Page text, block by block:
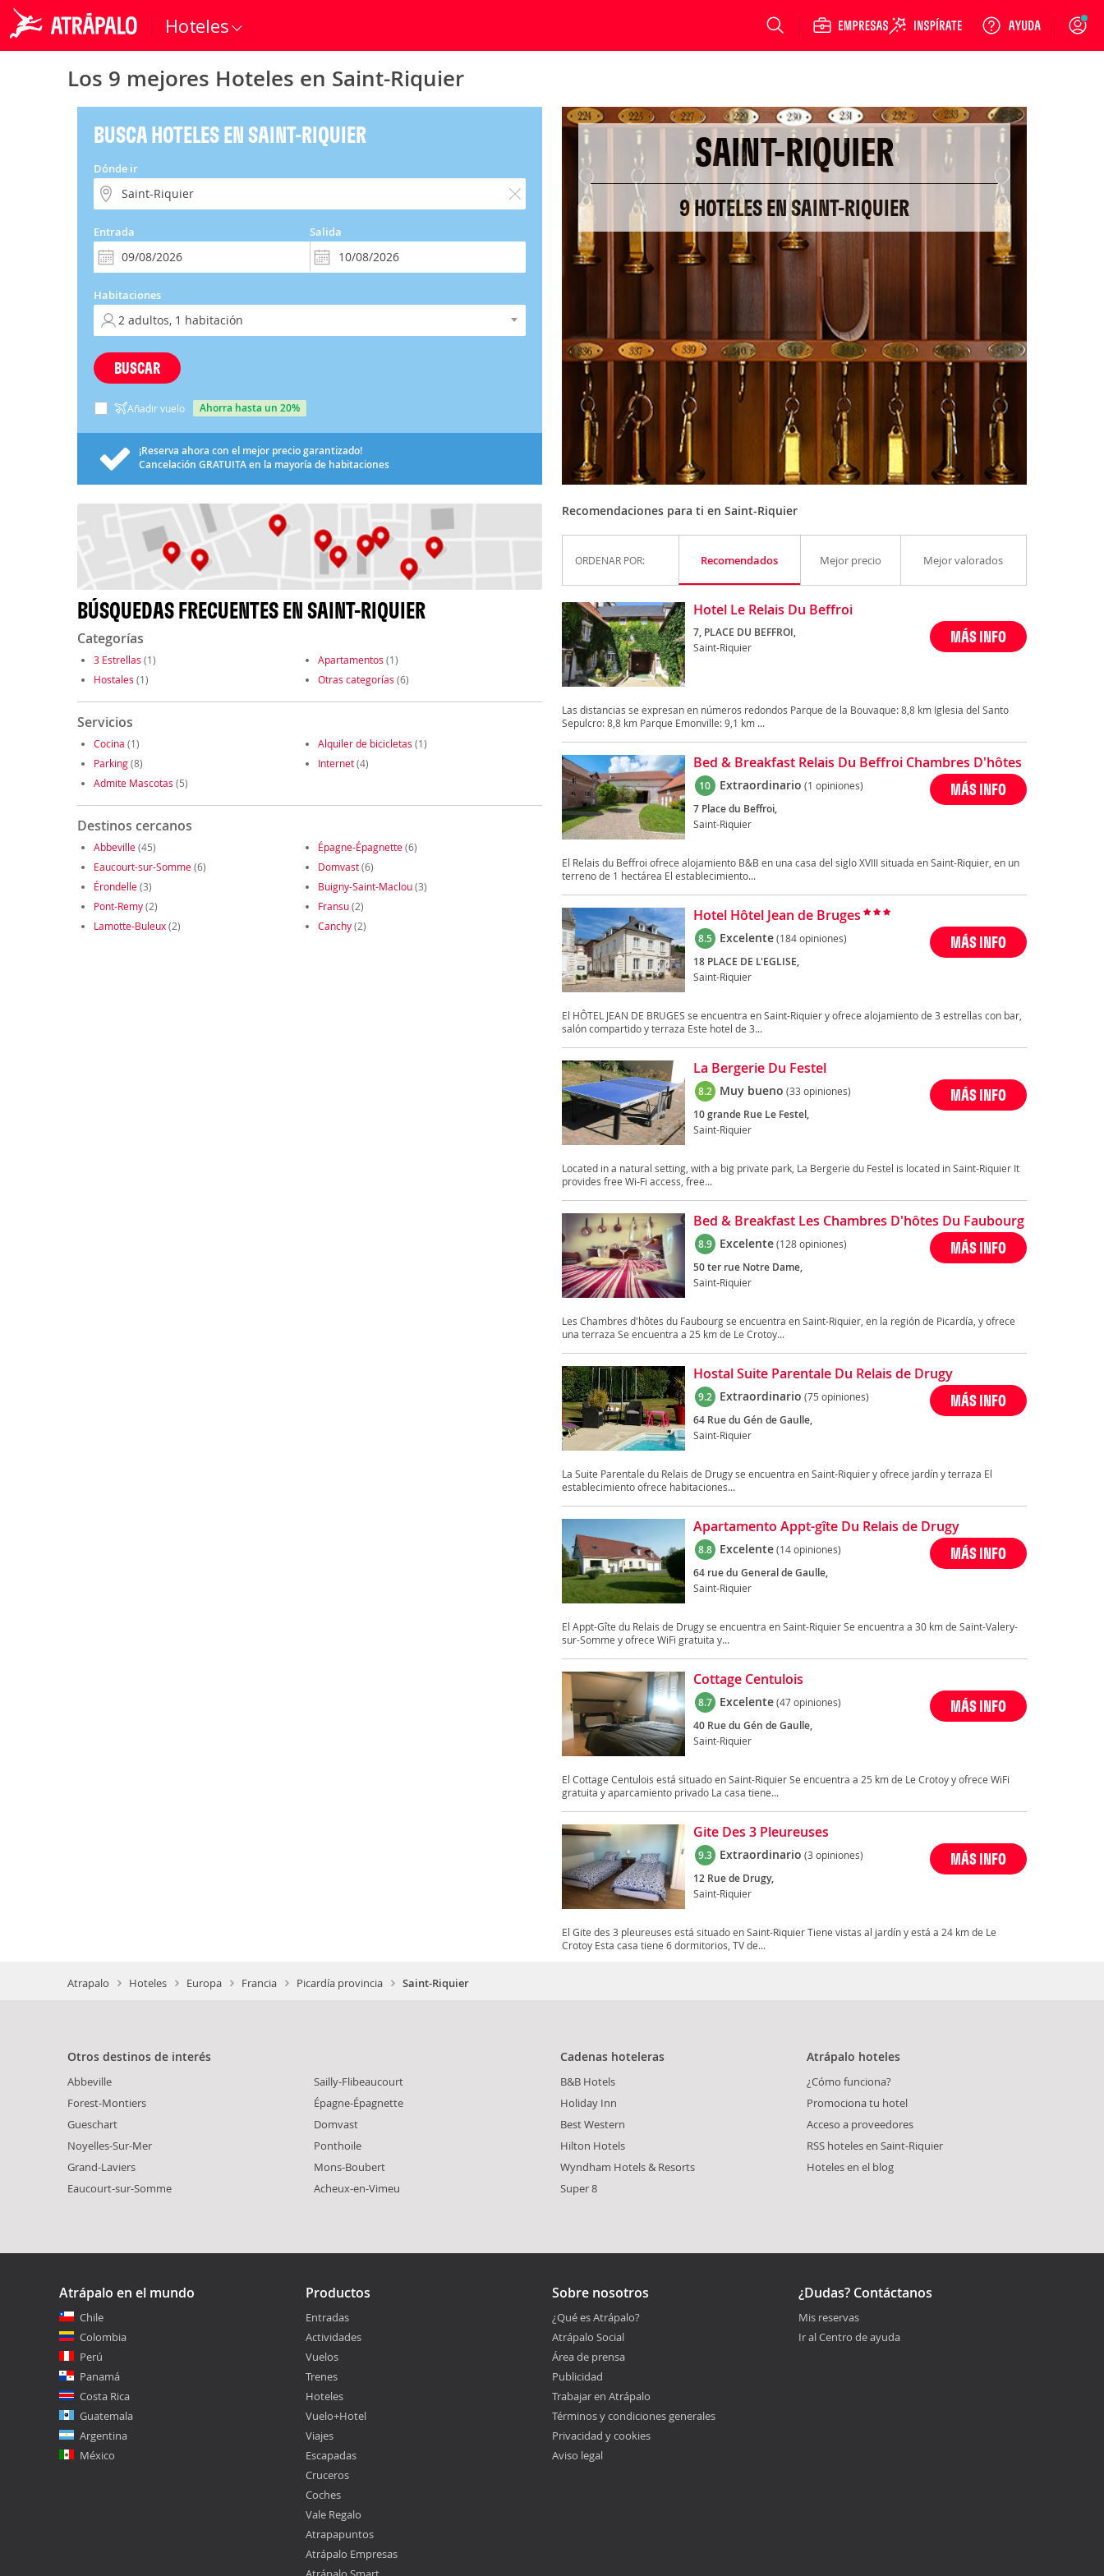
Hoteles Login
Los 9 mejores Hoteles en Saint-Riquier
BUSCA HOTELES EN SAINT-RIQUIER
Dónde ir
Entrada Salida
Habitaciones
BUSCAR
Añadir vuelo ahorra hasta un 20%
¡Reserva ahora con el mejor precio garantizado!
Cancelación GRATUITAen la mayoría de habitaciones
BÚSQUEDAS FRECUENTES EN SAINT-RIQUIER
Categorías
3 Estrellas (1) Apartamentos (1)
Hostales (1) Otras categorías (6)
Servicios
Cocina (1) Alquiler de bicicletas (1)
Parking(8) Internet(4)
Admite Mascotas (5)
Destinos cercanos
Abbeville(45) Épagne-Épagnette(6)
Eaucourt-sur-Somme(6) Domvast(6)
Érondelle(3) Buigny-Saint-Maclou(3)
Pont-Remy(2) Fransu(2)
Lamotte-Buleux(2) Canchy(2)
SAINT-RIQUIER
9 HOTELES EN SAINT-RIQUIER
Recomendaciones para ti en Saint-Riquier
ORDENAR POR: Recomendados Mejor precio Mejor valorados
Hotel Le Relais Du Beffroi
7, PLACE DU BEFFROI,
Saint-Riquier
MÁS INFO
Las distancias se expresan en números redondos Parque de la Bouvaque: 8,8 km Iglesia del Santo
Sepulcro: 8,8 km Parque Emonville: 9,1 km ...
Bed & Breakfast Relais Du Beffroi Chambres D'hôtes
10 Extraordinario (1 opiniones)
7 Place du Beffroi,
Saint-Riquier
MÁS INFO
El Relais du Beffroi ofrece alojamiento B&B en una casa del siglo XVIII situada en Saint-Riquier, en un
terreno de 1 hectárea El establecimiento...
Hotel Hôtel Jean de Bruges
8.5 Excelente(184 opiniones)
18 PLACE DE L'EGLISE,
Saint-Riquier
MÁS INFO
El HÔTEL JEAN DE BRUGES se encuentra en Saint-Riquier y ofrece alojamiento de 3 estrellas con bar,
salón compartido y terraza Este hotel de 3...
La Bergerie Du Festel
8.2 Muy bueno (33 opiniones)
10 grande Rue Le Festel,
Saint-Riquier
MÁS INFO
Located in a natural setting, with a big private park, La Bergerie du Festel is located in Saint-Riquier It
provides free Wi-Fi access, free...
Bed & Breakfast Les Chambres D'hôtes Du Faubourg
8.9 Excelente(128 opiniones)
50 ter rue Notre Dame,
Saint-Riquier
MÁS INFO
Les Chambres d'hôtes du Faubourg se encuentra en Saint-Riquier, en la región de Picardía, y ofrece
una terraza Se encuentra a 25 km de Le Crotoy...
Hostal Suite Parentale Du Relais de Drugy
9.2 Extraordinario (75 opiniones)
64 Rue du Gén de Gaulle,
Saint-Riquier
MÁS INFO
La Suite Parentale du Relais de Drugy se encuentra en Saint-Riquier y ofrece jardín y terraza El
establecimiento ofrece habitaciones...
Apartamento Appt-gîte Du Relais de Drugy
8.8 Excelente(14 opiniones)
64 rue du General de Gaulle,
Saint-Riquier
MÁS INFO
El Appt-Gîte du Relais de Drugy se encuentra en Saint-Riquier Se encuentra a 30 km de Saint-Valery-
sur-Somme y ofrece WiFi gratuita y...
Cottage Centulois
8.7 Excelente(47 opiniones)
40 Rue du Gén de Gaulle,
Saint-Riquier
MÁS INFO
El Cottage Centulois está situado en Saint-Riquier Se encuentra a 25 km de Le Crotoy y ofrece WiFi
gratuita y aparcamiento privado La casa tiene...
Gite Des 3 Pleureuses
9.3 Extraordinario (3 opiniones)
12 Rue de Drugy,
Saint-Riquier
MÁS INFO
El Gite des 3 pleureuses está situado en Saint-Riquier Tiene vistas al jardín y está a 24 km de Le
Crotoy Esta casa tiene 6 dormitorios, TV de...
Atrapalo Hoteles Europa Francia Picardía provincia Saint-Riquier
Otros destinos de interés
Abbeville
Forest-Montiers
Gueschart
Noyelles-Sur-Mer
Grand-Laviers
Eaucourt-sur-Somme
Sailly-Flibeaucourt
Épagne-Épagnette
Domvast
Ponthoile
Mons-Boubert
Acheux-en-Vimeu
Cadenas hoteleras
B&B Hotels
Holiday Inn
Best Western
Hilton Hotels
Wyndham Hotels & Resorts
Super 8
Atrápalo hoteles
¿Cómo funciona?
Promociona tu hotel
Acceso a proveedores
RSS hoteles en Saint-Riquier
Hoteles en el blog
Atrápalo en el mundo
Chile
Colombia
Perú
Panamá
Costa Rica
Guatemala
Argentina
México
Productos
Entradas
Actividades
Vuelos
Trenes
Hoteles
Vuelo+Hotel
Viajes
Escapadas
Cruceros
Coches
Vale Regalo
Atrapapuntos
Atrápalo Empresas
Sobre nosotros
¿Qué es Atrápalo?
Atrápalo Social
Área de prensa
Publicidad
Trabajar en Atrápalo
Términos y condiciones generales
Privacidad y cookies
Aviso legal
¿Dudas? Contáctanos
Mis reservas
Ir al Centro de ayuda